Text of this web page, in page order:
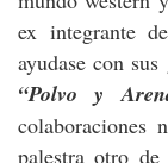
ex integrante
ayudase con
“Polvo y
colaboraciones
palestra otro